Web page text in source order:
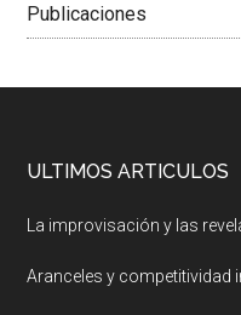
Publicaciones
ULTIMOS ARTICULOS
La improvisación y las
Aranceles y competitividad